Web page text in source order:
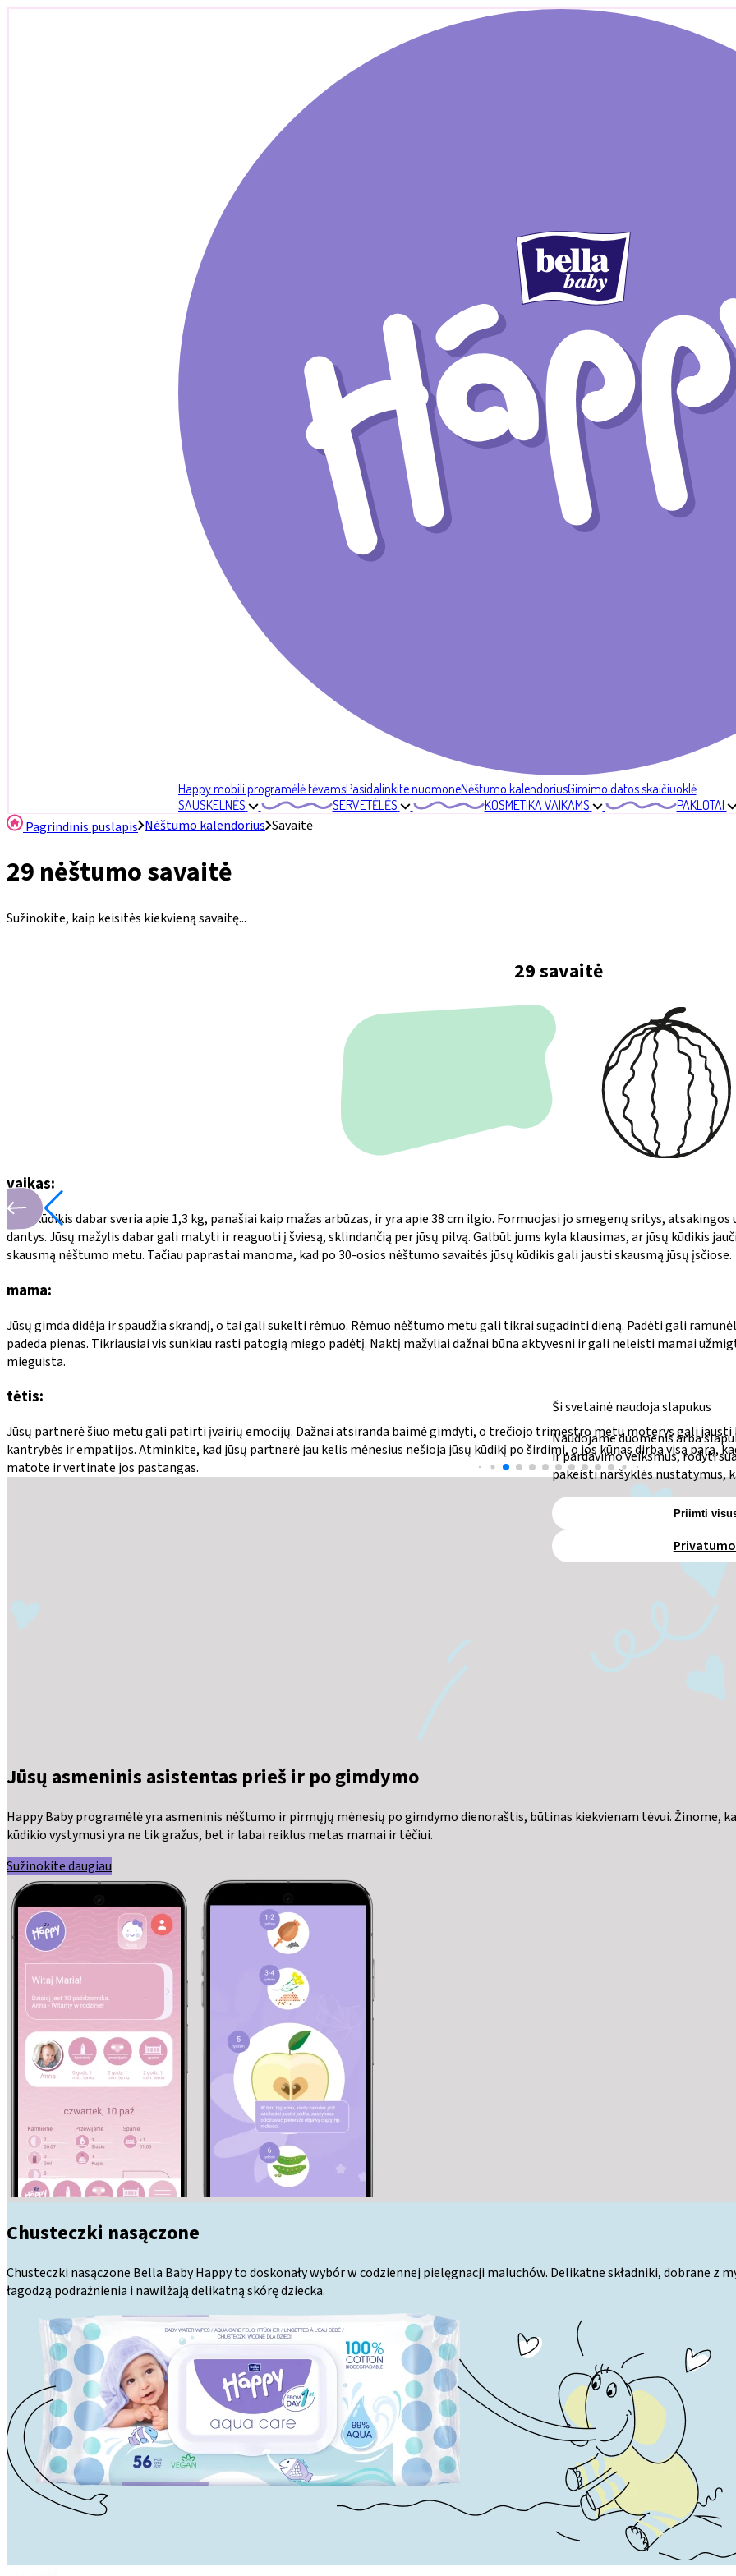
Happy mobili programėlė tėvamsPasidalinkite nuomoneNėštumo kalendoriusGimimo datos skaičiuoklė
SAUSKELNĖS
SERVETĖLĖS KOSMETIKA VAIKAMS PAKLOTAI
Pagrindinis puslapis Nėštumo kalendorius Savaitė
29 nėštumo savaitė
Sužinokite, kaip keisitės kiekvieną savaitę...
29 savaitė
vaikas:
Jūsų kūdikis dabar sveria apie 1,3 kg, panašiai kaip mažas arbūzas, ir yra apie 38 cm ilgio. Formuojasi jo smegenų sritys,
dantys. Jūsų mažylis dabar gali matyti ir reaguoti į šviesą, sklindančią per jūsų pilvą. Galbūt jums kyla klausimas, ar jūsų kūdikis
skausmą nėštumo metu. Tačiau paprastai manoma, kad po 30-osios nėštumo savaitės jūsų kūdikis gali jausti skausmą jūsų įsčiose.
mama:
Jūsų gimda didėja ir spaudžia skrandį, o tai gali sukelti rėmuo. Rėmuo nėštumo metu gali tikrai sugadinti dieną. Padėti gali
padeda pienas. Tikriausiai vis sunkiau rasti patogią miego padėtį. Naktį mažyliai dažnai būna aktyvesni ir gali neleisti mamai
mieguista.
tėtis:
Jūsų partnerė šiuo metu gali patirti įvairių emocijų. Dažnai atsiranda baimė gimdyti, o trečiojo trimestro metu moterys gali jausti
kantrybės ir empatijos. Atminkite, kad jūsų partnerė jau kelis mėnesius nešioja jūsų kūdikį po širdimi, o jos kūnas dirba visą parą,
matote ir vertinate jos pastangas.
Jūsų asmeninis asistentas prieš ir po gimdymo
Happy Baby programėlė yra asmeninis nėštumo ir pirmųjų mėnesių po gimdymo dienoraštis, būtinas kiekvienam tėvui. Žinome,
kūdikio vystymusi yra ne tik gražus, bet ir labai reiklus metas mamai ir tėčiui.
Sužinokite daugiau
Chusteczki nasączone
Chusteczki nasączone Bella Baby Happy to doskonały wybór w codziennej pielęgnacji maluchów. Delikatne składniki, dobrane z
łagodzą podrażnienia i nawilżają delikatną skórę dziecka.
Ši svetainė naudoja slapukus
Naudojame duomenis arba
ir pardavimo veiksmus, rodyti
pakeisti naršyklės nustatymus,
Priimti